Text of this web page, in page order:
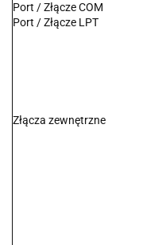
Port / Złącze COM
Port / Złącze LPT
Złącza zewnętrzne